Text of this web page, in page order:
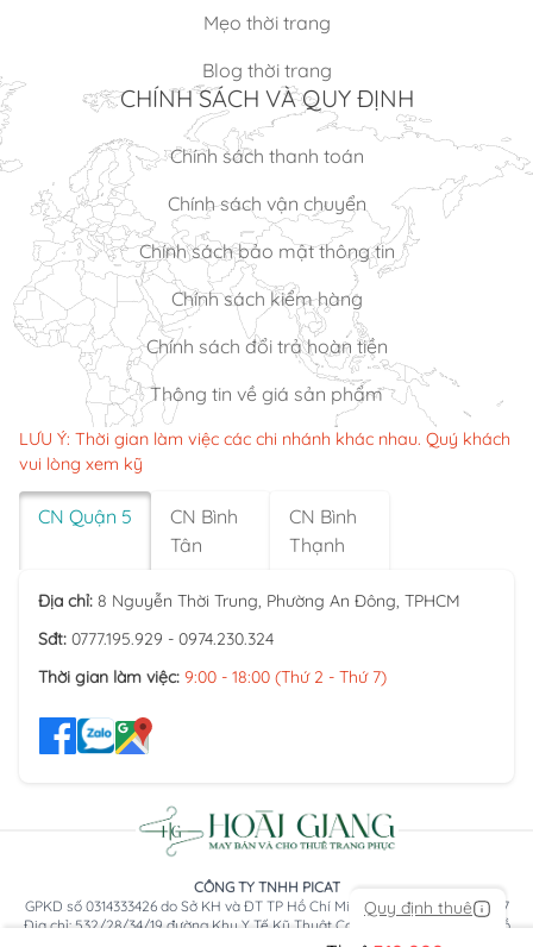
Quy định thuê
Mẹo thời trang
Blog thời trang
CHÍNH SÁCH VÀ QUY ĐỊNH
Chính sách thanh toán
Chính sách vận chuyển
Chính sách bảo mật thông tin
Chính sách kiểm hàng
Chính sách đổi trả hoàn tiền
Thông tin về giá sản phẩm
LƯU Ý: Thời gian làm việc các chi nhánh khác nhau. Quý khách
vui lòng xem kỹ
CN Quận 5
CN Bình
Tân
CN Bình
Thạnh
Địa chỉ: 8 Nguyễn Thời Trung, Phường An Đông, TPHCM
Sđt: 0777.195.929 - 0974.230.324
Thời gian làm việc: 9:00 - 18:00 (Thứ 2 - Thứ 7)
CÔNG TY TNHH PICAT
GPKD số 0314333426 do Sở KH và ĐT TP Hồ Chí Minh cấp ngày 05/04/2017
Địa chỉ: 532/28/34/19 đường Khu Y Tế Kỹ Thuật Cao, Phường An Lạc, TP Hồ